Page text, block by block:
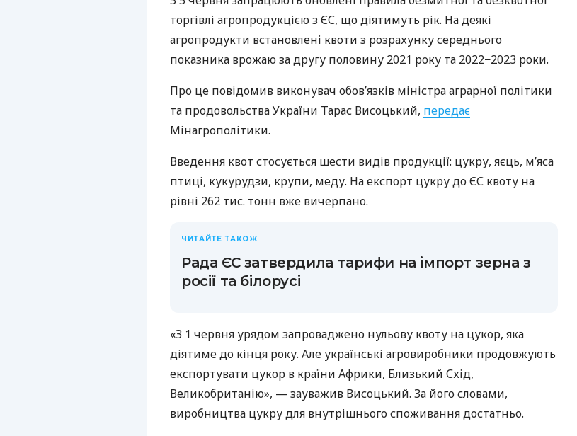
РЕЙТИНГ ДЕБЕТОВИХ
КАРТОК
ЩОМІСЯЧНИЙ ОГЛЯД
торгівлі агропродукцією з ЄС, що діятимуть рік. На деякі
агропродукти встановлені квоти з розрахунку середнього
показника врожаю за другу половину 2021 року та 2022−2023 роки.
Про це повідомив виконувач обов’язків міністра аграрної політики
та продовольства України Тарас Висоцький, передає
Мінагрополітики.
Введення квот стосується шести видів продукції: цукру, яєць, м’яса
птиці, кукурудзи, крупи, меду. На експорт цукру до ЄС квоту на
рівні 262 тис. тонн вже вичерпано.
ЧИТАЙТЕ ТАКОЖ
Рада ЄС затвердила тарифи на імпорт зерна з
росії та білорусі
«З 1 червня урядом запроваджено нульову квоту на цукор, яка
діятиме до кінця року. Але українські агровиробники продовжують
експортувати цукор в країни Африки, Близький Схід,
Великобританію», — зауважив Висоцький. За його словами,
виробництва цукру для внутрішнього споживання достатньо.